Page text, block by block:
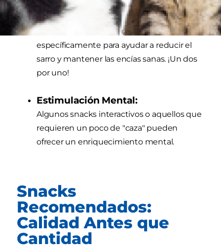
Salud Dental:
Muchos snacks están diseñados
específicamente para ayudar a reducir el
sarro y mantener las encías sanas. ¡Un dos
por uno!
Estimulación Mental:
Algunos snacks interactivos o aquellos que
requieren un poco de "caza" pueden
ofrecer un enriquecimiento mental.
Snacks
Recomendados:
Calidad Antes que
Cantidad